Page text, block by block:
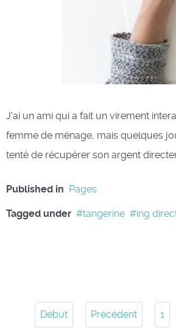
J'ai un ami qui a fait un virement
femme de ménage, mais quelques
tenté de récupérer son argent
Published in Pages
Tagged under tangerine ing
Début Précédent 1